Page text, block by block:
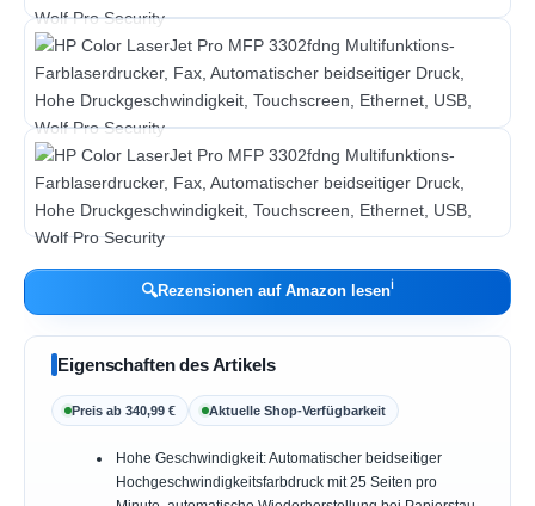
🔍Rezensionen auf Amazon lesenℹ︎
Eigenschaften des Artikels
Preis ab 340,99 € Aktuelle Shop-Verfügbarkeit
Hohe Geschwindigkeit: Automatischer beidseitiger
Hochgeschwindigkeitsfarbdruck mit 25 Seiten pro